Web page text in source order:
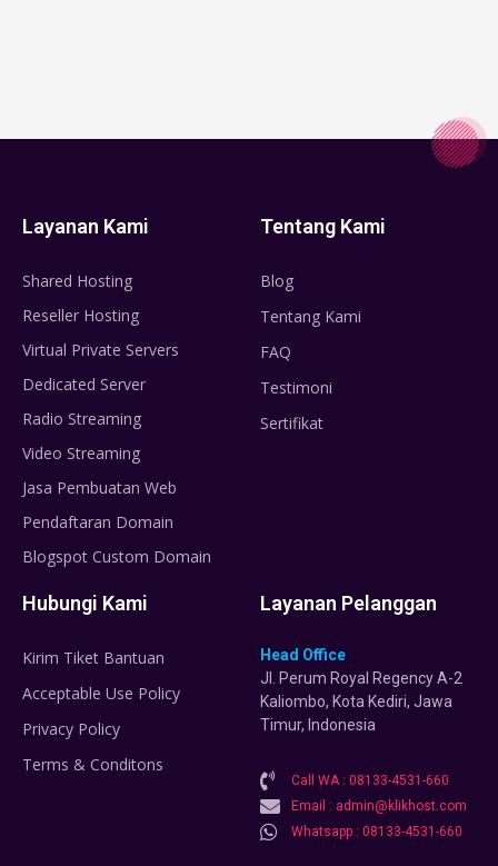
Layanan Kami
Shared Hosting
Reseller Hosting
Virtual Private Servers
Dedicated Server
Radio Streaming
Video Streaming
Jasa Pembuatan Web
Pendaftaran Domain
Blogspot Custom Domain
Tentang Kami
Blog
Tentang Kami
FAQ
Testimoni
Sertifikat
Hubungi Kami
Kirim Tiket Bantuan
Acceptable Use Policy
Privacy Policy
Terms & Conditons
Layanan Pelanggan
Head Office
Jl. Perum Royal Regency A-2
Kaliombo, Kota Kediri, Jawa
Timur, Indonesia
Call WA : 08133-4531-660
Email : admin@klikhost.com
Whatsapp : 08133-4531-660